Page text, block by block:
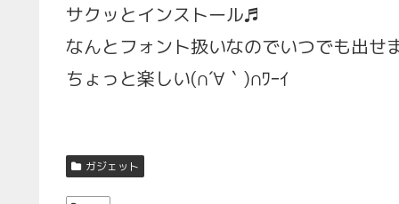
サクッとインストール♬
なんとフォント扱いなのでいつでも出せ
ちょっと楽しい(∩´∀｀)∩ﾜｰｲ
ガジェット